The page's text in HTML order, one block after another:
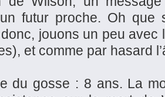
futur proche. Oh
jouons un peu avec
et comme par hasard
du gosse : 8 ans. La